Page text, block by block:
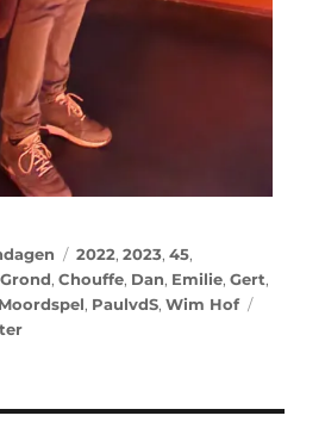
2022,2023,45,
,Chouffe, Dan, Emilie,Gert,
Moordspel, PaulvdS,Wim Hof